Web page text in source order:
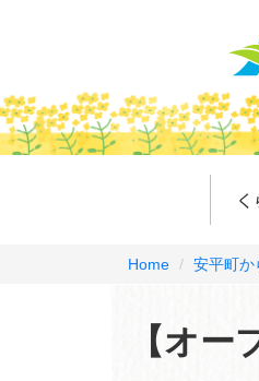
Home 安平町か
【オ